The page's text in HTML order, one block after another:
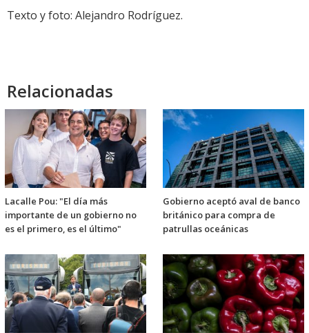
Texto y foto: Alejandro Rodríguez.
Relacionadas
Lacalle Pou: "El día más
importante de un gobierno no
es el primero, es el último"
Gobierno aceptó aval de banco
británico para compra de
patrullas oceánicas